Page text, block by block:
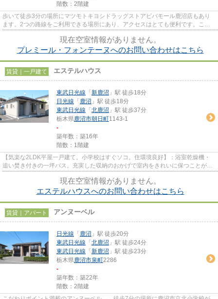
階数：2階建
歩いて徒歩3分の場所にマツモトキヨシドラッグストアビバモール鹿沼店もあり
ます。2つの路線をご利用できる場所にあり、アクセスはとても便利です。こち
現在空室情報がありません。
プレミール・フォンテーヌへのお問い合わせはこちら
賃貸｜一戸建て エステルハウス
東武日光線 「 新鹿沼 」駅 徒歩18分
日光線 「 鹿沼 」駅 徒歩18分
東武日光線 「 北鹿沼 」駅 徒歩37分
栃木県鹿沼市朝日町1143-1
-
築年数：築16年
階数：1階建
【気楽な2LDK平屋一戸建て。小学校はすぐソコ。住環境良好】：浴室乾燥機・
追い焚き付きの一坪バス。充実した収納のおかげで室内をきれいに保つことがで
現在空室情報がありません。
エステルハウスへのお問い合わせはこちら
賃貸｜アパート アンヌーベル
日光線 「 鹿沼 」駅 徒歩20分
東武日光線 「 北鹿沼 」駅 徒歩24分
東武日光線 「 新鹿沼 」駅 徒歩23分
栃木県鹿沼市泉町2286
-
築年数：築22年
階数：2階建